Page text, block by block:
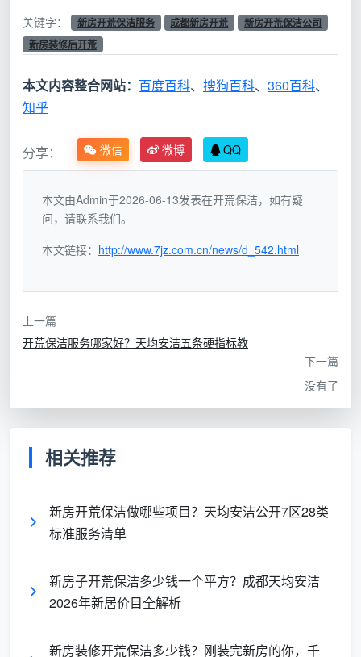
比
维
日常保洁
清
对
象
污、毛发、水
垢
腻子粉、水泥渍、玻璃胶、乳
胶漆点、锯末
使
工
拖把、抹布、
普通家用吸尘
铲刀组、玻璃刮、伸缩杆、进
清
洁
面、台面、家
槽、开关面板、空调风口、踢
时
1人2-3小时
肉眼看着干
做的是“清零”。新房装修残留如果不做这次彻底清
关键字： 新房开荒保洁服务 成都新房开荒
新房开荒保洁公司
新房装修后开荒
本文内容整合网站： 百度百科、 搜狗百科、 360百科、
知乎
分享： 微信 微博 QQ
本文由Admin于2026-06-13发表在开荒保洁，如有疑
问，请联系我们。
本文链接： http://www.7jz.com.cn/news/d_542.html
上一篇
开荒保洁服务哪家好？天均安洁五条硬指标教
下一篇
没有了
相关推荐
新房开荒保洁做哪些项目？天均安洁公开7区28类
标准服务清单
新房子开荒保洁多少钱一个平方？成都天均安洁
2026年新居价目全解析
新房装修开荒保洁多少钱？刚装完新房的你，千